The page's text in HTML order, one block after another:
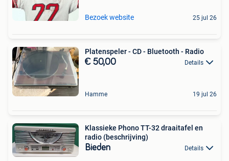
Bezoek website 25 jul 26
Platenspeler - CD - Bluetooth - Radio
€ 50,00 Details
Hamme 19 jul 26
Klassieke Phono TT-32 draaitafel en
radio (beschrijving)
Bieden Details